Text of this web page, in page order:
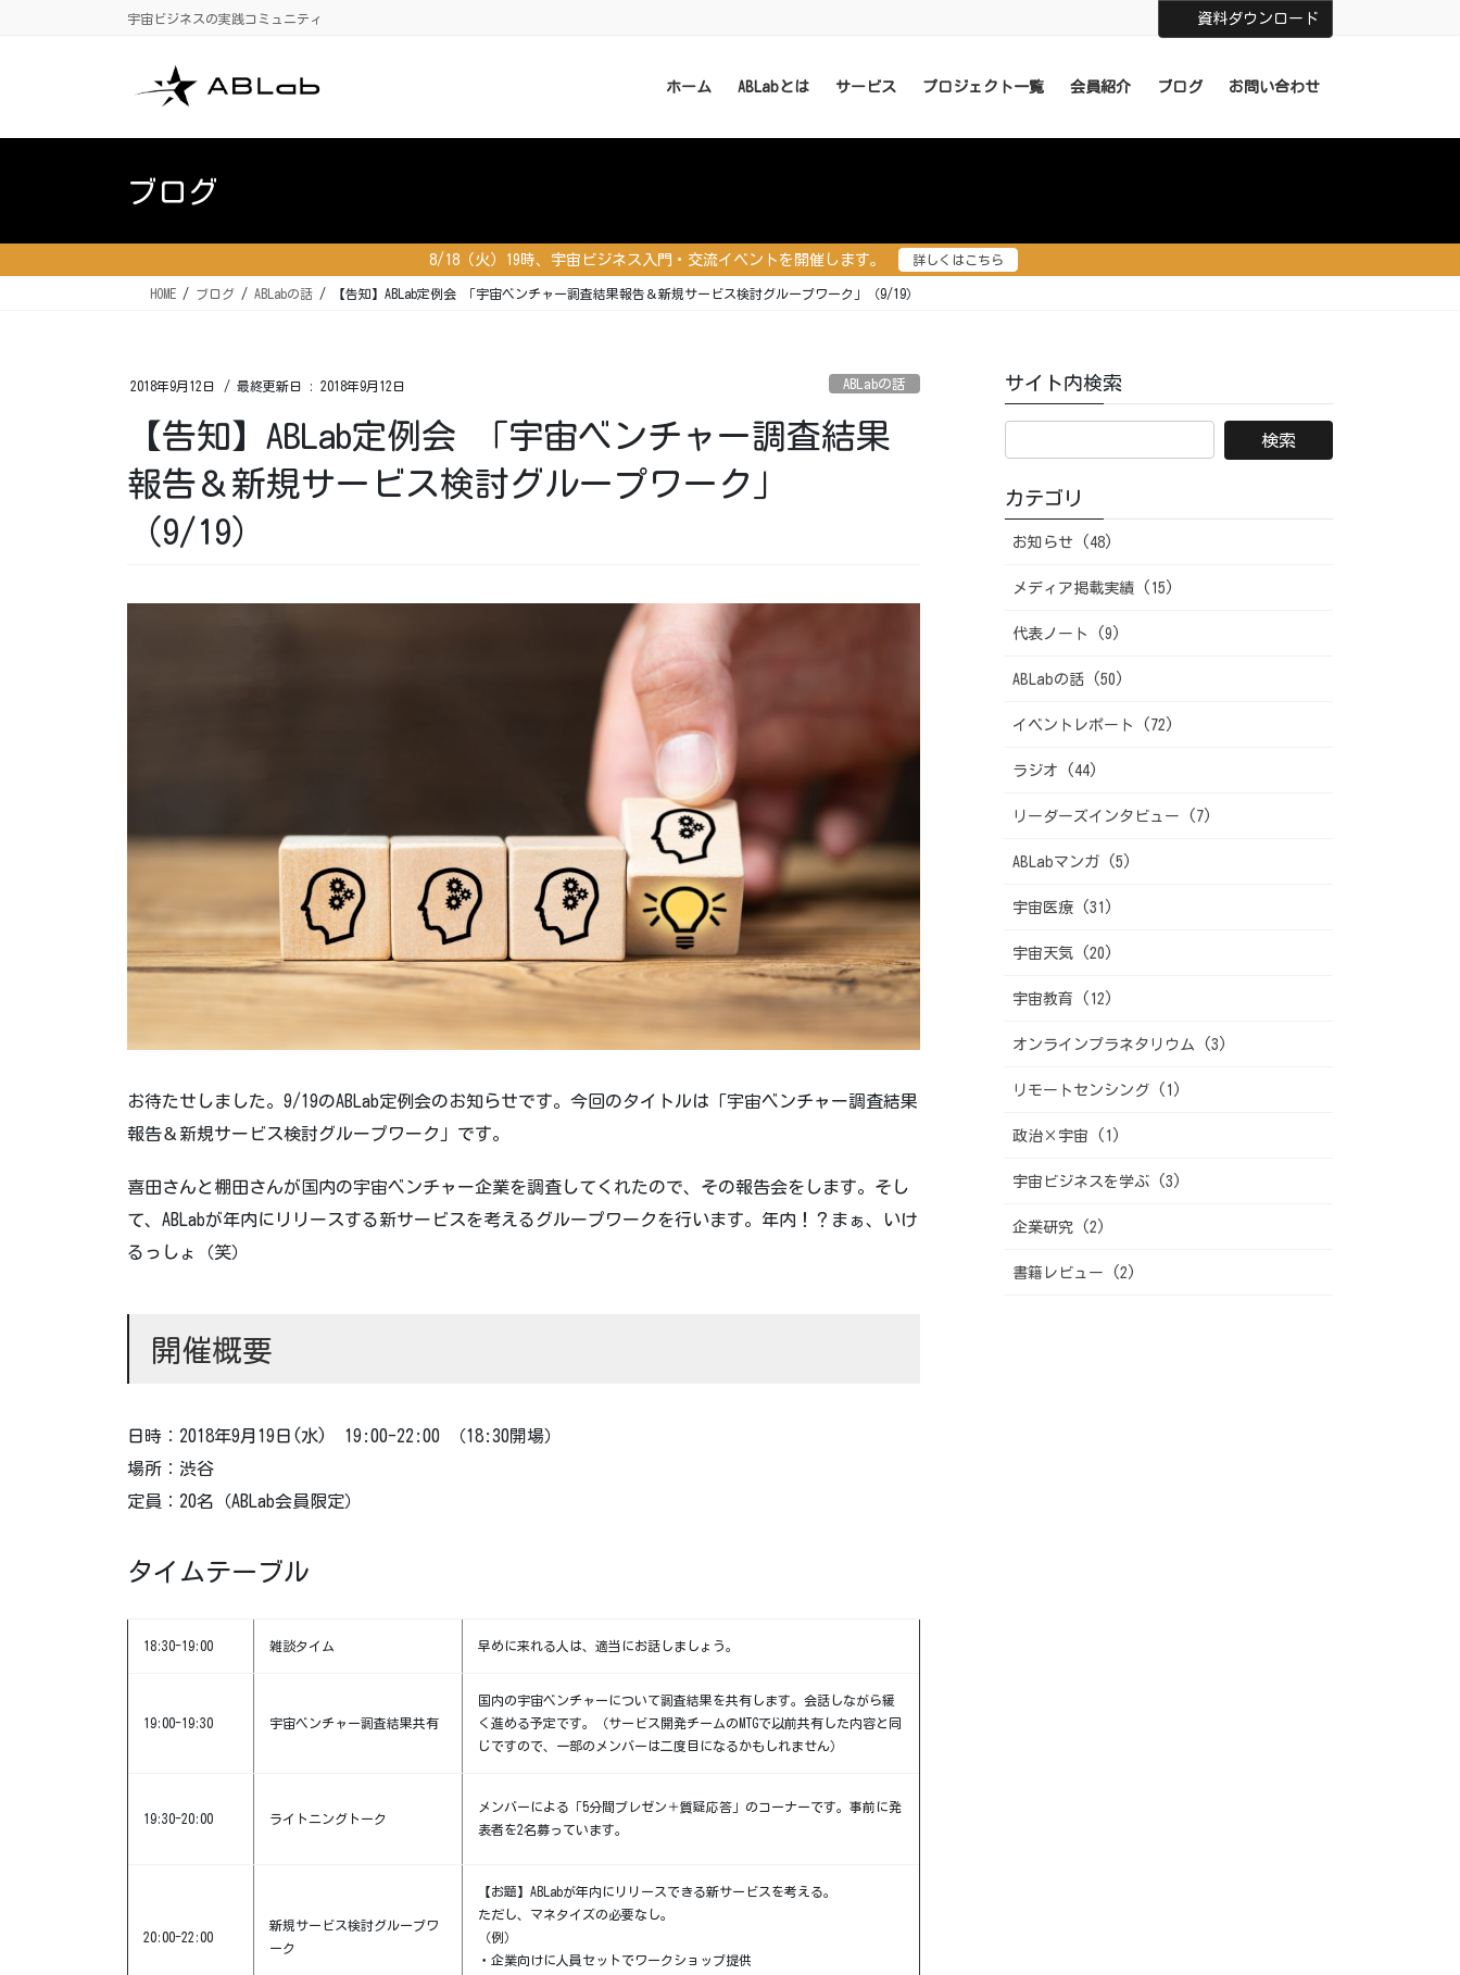
に
ョ
動
宇宙ビジネスの実践コミュニティ 資料ダウンロード
ホーム ABLabとは サービス プロジェクト一覧 会員紹介 ブログ お問い合わせ
ブログ
8/18（火）19時、宇宙ビジネス入門・交流イベントを開催します。 詳しくはこちら
HOME ブログ ABLabの話 【告知】ABLab定例会 「宇宙ベンチャー調査結果報告＆新規サービス検討グループワーク」（9/19）
2018年9月12日 / 最終更新日 : 2018年9月12日 ABLabの話
【告知】ABLab定例会 「宇宙ベンチャー調査結果
報告＆新規サービス検討グループワーク」
（9/19）
お待たせしました。9/19のABLab定例会のお知らせです。今回のタイトルは「宇宙ベンチャー調査結果
報告＆新規サービス検討グループワーク」です。
喜田さんと棚田さんが国内の宇宙ベンチャー企業を調査してくれたので、その報告会をします。そし
て、ABLabが年内にリリースする新サービスを考えるグループワークを行います。年内！？まぁ、いけ
るっしょ（笑）
開催概要
日時：2018年9月19日(水) 19:00-22:00 （18:30開場）
場所：渋谷
定員：20名（ABLab会員限定）
タイムテーブル
18:30-19:00 雑談タイム 早めに来れる人は、適当にお話しましょう。
19:00-19:30 宇宙ベンチャー調査結果共有
国内の宇宙ベンチャーについて調査結果を共有します。会話しながら緩
く進める予定です。（サービス開発チームのMTGで以前共有した内容と同
じですので、一部のメンバーは二度目になるかもしれません）
19:30-20:00 ライトニングトーク
メンバーによる「5分間プレゼン＋質疑応答」のコーナーです。事前に発
表者を2名募っています。
20:00-22:00
新規サービス検討グループワ
ーク
【お題】ABLabが年内にリリースできる新サービスを考える。
ただし、マネタイズの必要なし。
（例）
・企業向けに人員セットでワークショップ提供
サイト内検索
カテゴリ
お知らせ (48)
メディア掲載実績 (15)
代表ノート (9)
ABLabの話 (50)
イベントレポート (72)
ラジオ (44)
リーダーズインタビュー (7)
ABLabマンガ (5)
宇宙医療 (31)
宇宙天気 (20)
宇宙教育 (12)
オンラインプラネタリウム (3)
リモートセンシング (1)
政治×宇宙 (1)
宇宙ビジネスを学ぶ (3)
企業研究 (2)
書籍レビュー (2)